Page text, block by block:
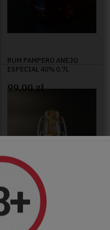
RUM PAMPERO ANEJO
ESPECIAL 40% 0,7L
99,00 zł